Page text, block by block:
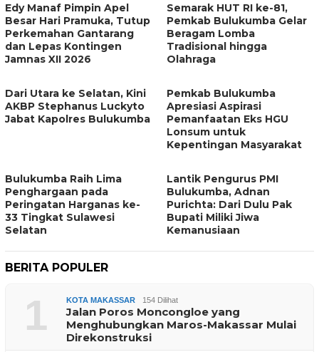
Edy Manaf Pimpin Apel
Besar Hari Pramuka, Tutup
Perkemahan Gantarang
dan Lepas Kontingen
Jamnas XII 2026
Semarak HUT RI ke-81,
Pemkab Bulukumba Gelar
Beragam Lomba
Tradisional hingga
Olahraga
Dari Utara ke Selatan, Kini
AKBP Stephanus Luckyto
Jabat Kapolres Bulukumba
Pemkab Bulukumba
Apresiasi Aspirasi
Pemanfaatan Eks HGU
Lonsum untuk
Kepentingan Masyarakat
Bulukumba Raih Lima
Penghargaan pada
Peringatan Harganas ke-
33 Tingkat Sulawesi
Selatan
Lantik Pengurus PMI
Bulukumba, Adnan
Purichta: Dari Dulu Pak
Bupati Miliki Jiwa
Kemanusiaan
BERITA POPULER
1 KOTA MAKASSAR 154 Dilihat
Jalan Poros Moncongloe yang
Menghubungkan Maros-Makassar Mulai
Direkonstruksi